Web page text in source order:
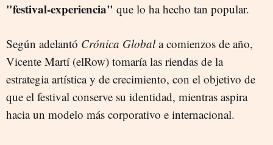
"festival-experiencia" que lo ha hecho tan popular.
Según adelantó Crónica Globala comienzos de año,
Vicente Martí (elRow) tomaría las riendas de la
estrategia artística y de crecimiento, con el objetivo de
que el festival conserve su identidad, mientras aspira
hacia un modelo más corporativo e internacional.